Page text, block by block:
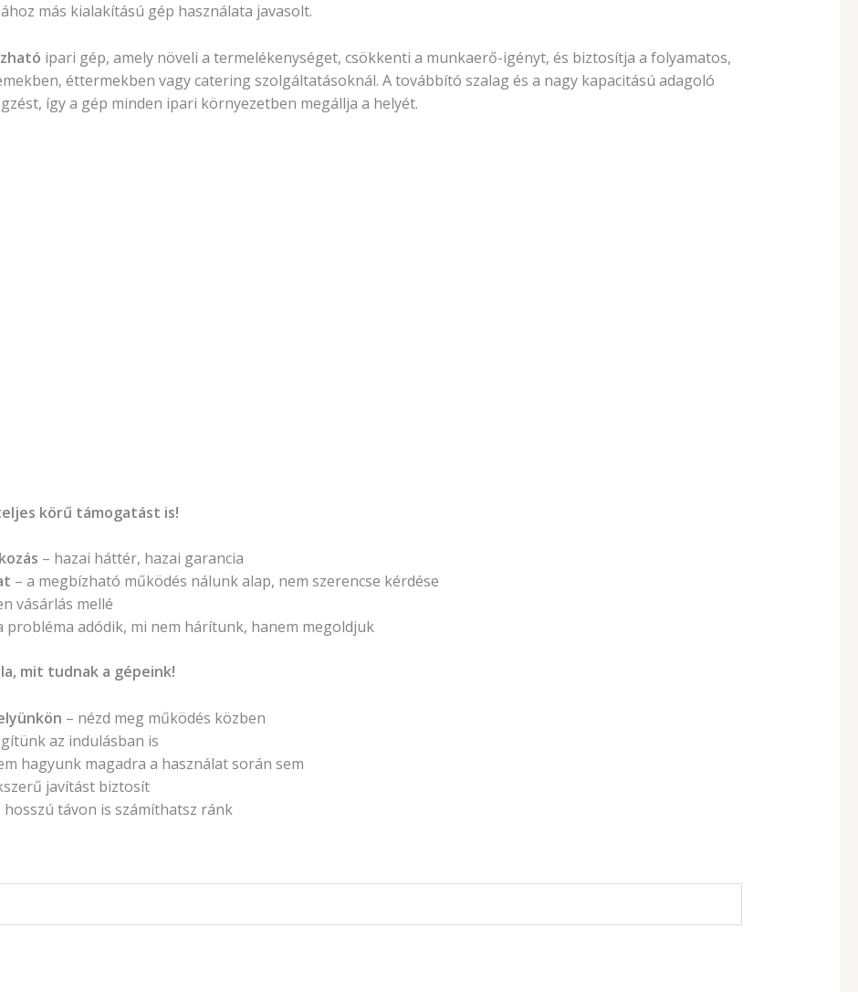
más kialakítású gép használata javasolt.
ipari gép, amely növeli a termelékenységet, csökkenti a munkaerő-igényt, és biztosítja a folyamatos,
éttermekben vagy catering szolgáltatásoknál. A továbbító szalag és a nagy kapacitású adagoló
így a gép minden ipari környezetben megállja a helyét.
körű támogatást is!
– hazai háttér, hazai garancia
– a megbízható működés nálunk alap, nem szerencse kérdése
vásárlás mellé
probléma adódik, mi nem hárítunk, hanem megoldjuk
mit tudnak a gépeink!
– nézd meg működés közben
az indulásban is
hagyunk magadra a használat során sem
javítást biztosít
hosszú távon is számíthatsz ránk